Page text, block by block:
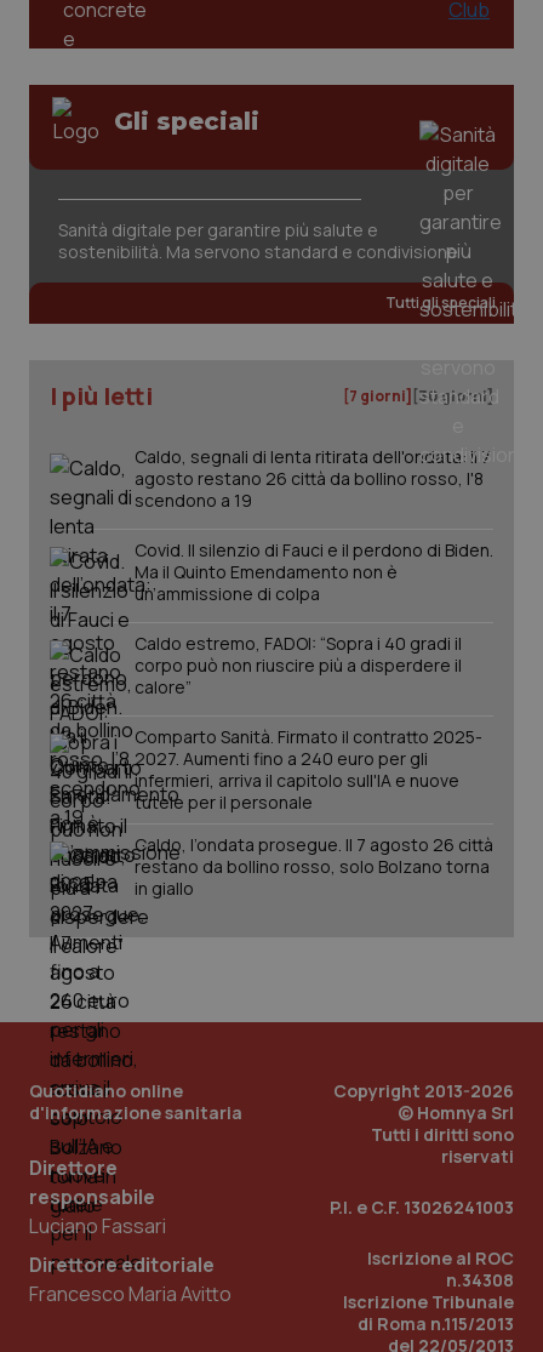
Gli speciali
Sanità digitale per garantire più salute e
sostenibilità. Ma servono standard e condivisione
Tutti gli speciali
I più letti [7 giorni] [30 giorni]
Caldo, segnali di lenta ritirata dell'ondata: il 7
agosto restano 26 città da bollino rosso, l'8
scendono a 19
Covid. Il silenzio di Fauci e il perdono di Biden.
Ma il Quinto Emendamento non è
un’ammissione di colpa
Caldo estremo, FADOI: “Sopra i 40 gradi il
corpo può non riuscire più a disperdere il
calore”
Comparto Sanità. Firmato il contratto 2025-
2027. Aumenti fino a 240 euro per gli
infermieri, arriva il capitolo sull'IA e nuove
tutele per il personale
Caldo, l’ondata prosegue. Il 7 agosto 26 città
restano da bollino rosso, solo Bolzano torna
in giallo
Quotidiano online
d'informazione sanitaria
Direttore
responsabile
Luciano Fassari
Direttore editoriale
Francesco Maria Avitto
Copyright 2013-2026
© Homnya Srl
Tutti i diritti sono
riservati
P.I. e C.F. 13026241003
Iscrizione al ROC
n.34308
Iscrizione Tribunale
di Roma n.115/2013
del 22/05/2013
tracking-sites-ironfish-
www.quotidianosanita.it
tracking-sites-ironfish-
session-id
www.quotidianosanita.it